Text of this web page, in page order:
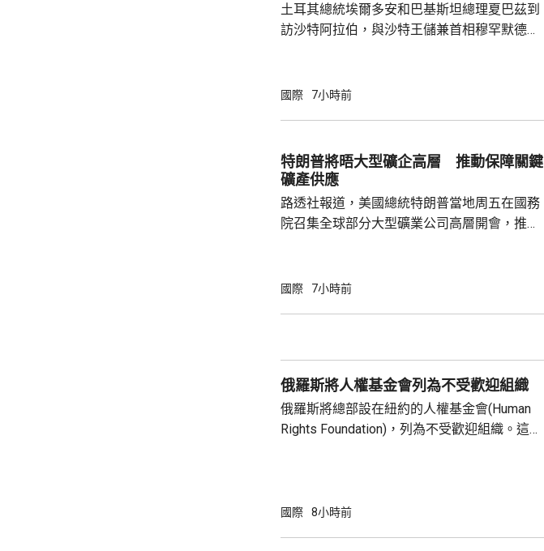
查。德國政府發言人表示，總理默茨已召...
土耳其總統埃爾多安和巴基斯坦總理夏巴茲到
訪沙特阿拉伯，與沙特王儲兼首相穆罕默德在
任何一國遭受武裝攻擊，都會被視為對三國的
作。路透社引述有土耳其官員指，協議純屬防
禦性質，僅承諾為防禦目的提供相互支持，不
國際 7小時前
特朗普將晤大型礦企高層 推動保障關鍵
礦產供應
路透社報道，美國總統特朗普當地周五在國務
院召集全球部分大型礦業公司高層開會，推動
但華府正急需關鍵礦產來補充伊朗戰事期間耗
鏈的依賴，計劃宣布一系列協議和諒解備忘
錄。 消息人士預計，出席的業界巨頭包括全
球...
國際 7小時前
俄羅斯將人權基金會列為不受歡迎組織
俄羅斯將總部設在紐約的人權基金會(Human
Rights Foundation)，列為不受歡迎組織。這個
完全專制政權，參與抹黑俄羅斯武裝部隊的活
國際 8小時前